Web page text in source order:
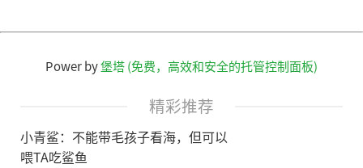
Power by堡塔 (免费，高效和安全的托管控制面板)
精彩推荐
小青鲨：不能带毛孩子看海，但可以
喂TA吃鲨鱼